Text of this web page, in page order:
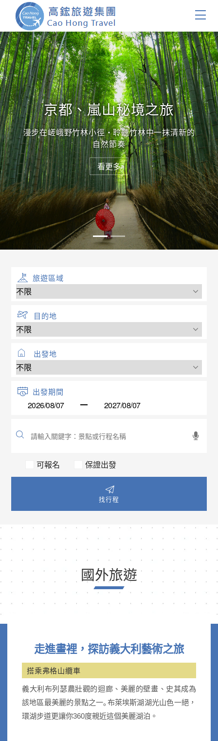
首頁
團體旅遊
國內旅遊
證件簽證
關於我們
客製服務
會員登入
京都、嵐山秘境之旅
漫步在嵯峨野竹林小徑・聆聽竹林中一抹清新的
自然節奏
看更多
旅遊區域
目的地
出發地
出發期間
可報名 保證出發
找行程
國外旅遊
走進畫裡，探訪義大利藝術之旅
搭乘弗格山纜車
義大利布列瑟農壯觀的迴廊、美麗的壁畫、史其成為
該地區最美麗的景點之一｡布萊埃斯湖湖光山色一絕，
環湖步道更讓你360度親近這個美麗湖泊。